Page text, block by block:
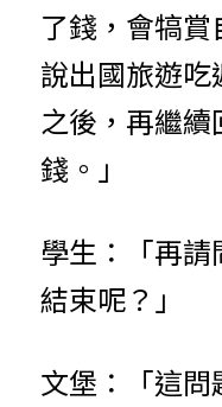
了錢，會犒
說出國旅遊
之後，再繼
錢。」
學生：「再
結束呢？」
文堡：「這